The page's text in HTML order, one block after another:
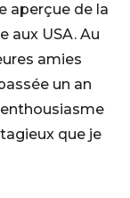
aperçue de la
aux USA. Au
amies
un an
enthousiasme
que je